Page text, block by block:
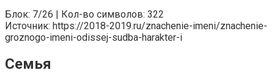
Блок: 7/26 | Кол-во символов: 322
Источник: https://2018-2019.ru/znachenie-imeni/znachenie-
groznogo-imeni-odissej-sudba-harakter-i
Семья